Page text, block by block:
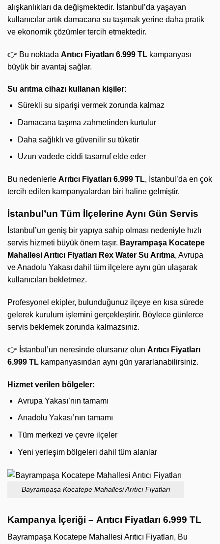
alışkanlıkları da değişmektedir. İstanbul’da yaşayan
kullanıcılar artık damacana su taşımak yerine daha pratik
ve ekonomik çözümler tercih etmektedir.
👉 Bu noktada Arıtıcı Fiyatları 6.999 TL kampanyası
büyük bir avantaj sağlar.
Su arıtma cihazı kullanan kişiler:
Sürekli su siparişi vermek zorunda kalmaz
Damacana taşıma zahmetinden kurtulur
Daha sağlıklı ve güvenilir su tüketir
Uzun vadede ciddi tasarruf elde eder
Bu nedenlerle Arıtıcı Fiyatları 6.999 TL, İstanbul’da en çok
tercih edilen kampanyalardan biri haline gelmiştir.
İstanbul’un Tüm İlçelerine Aynı Gün Servis
İstanbul’un geniş bir yapıya sahip olması nedeniyle hızlı
servis hizmeti büyük önem taşır. Bayrampaşa Kocatepe
Mahallesi Arıtıcı Fiyatları Rex Water Su Arıtma, Avrupa
ve Anadolu Yakası dahil tüm ilçelere aynı gün ulaşarak
kullanıcıları bekletmez.
Profesyonel ekipler, bulunduğunuz ilçeye en kısa sürede
gelerek kurulum işlemini gerçekleştirir. Böylece günlerce
servis beklemek zorunda kalmazsınız.
👉 İstanbul’un neresinde olursanız olun Arıtıcı Fiyatları
6.999 TL kampanyasından aynı gün yararlanabilirsiniz.
Hizmet verilen bölgeler:
Avrupa Yakası’nın tamamı
Anadolu Yakası’nın tamamı
Tüm merkezi ve çevre ilçeler
Yeni yerleşim bölgeleri dahil tüm alanlar
Bayrampaşa Kocatepe Mahallesi Arıtıcı Fiyatları
Kampanya İçeriği – Arıtıcı Fiyatları 6.999 TL
Bayrampaşa Kocatepe Mahallesi Arıtıcı Fiyatları, Bu